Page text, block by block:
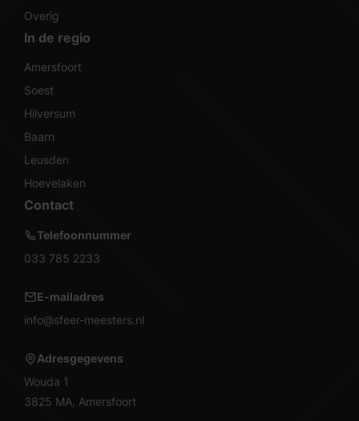
Overig
In de regio
Amersfoort
Soest
Hilversum
Baarn
Leusden
Hoevelaken
Contact
Telefoonnummer
033 785 2233
E-mailadres
info@sfeer-meesters.nl
Adresgegevens
Wouda 1
3825 MA, Amersfoort